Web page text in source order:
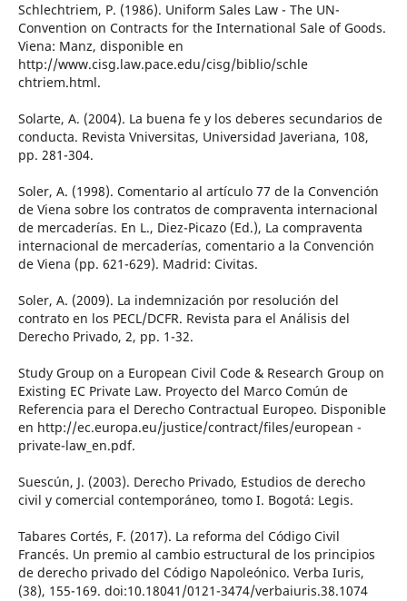
Schlechtriem, P. (1986). Uniform Sales Law - The UN-
Convention on Contracts for the International Sale of Goods.
Viena: Manz, disponible en
http://www.cisg.law.pace.edu/cisg/biblio/schle
chtriem.html.
Solarte, A. (2004). La buena fe y los deberes secundarios de
conducta. Revista Vniversitas, Universidad Javeriana, 108,
pp. 281-304.
Soler, A. (1998). Comentario al artículo 77 de la Convención
de Viena sobre los contratos de compraventa internacional
de mercaderías. En L., Diez-Picazo (Ed.), La compraventa
internacional de mercaderías, comentario a la Convención
de Viena (pp. 621-629). Madrid: Civitas.
Soler, A. (2009). La indemnización por resolución del
contrato en los PECL/DCFR. Revista para el Análisis del
Derecho Privado, 2, pp. 1-32.
Study Group on a European Civil Code & Research Group on
Existing EC Private Law. Proyecto del Marco Común de
Referencia para el Derecho Contractual Europeo. Disponible
en http://ec.europa.eu/justice/contract/files/european -
private-law_en.pdf.
Suescún, J. (2003). Derecho Privado, Estudios de derecho
civil y comercial contemporáneo, tomo I. Bogotá: Legis.
Tabares Cortés, F. (2017). La reforma del Código Civil
Francés. Un premio al cambio estructural de los principios
de derecho privado del Código Napoleónico. Verba Iuris,
(38), 155-169. doi:10.18041/0121-3474/verbaiuris.38.1074